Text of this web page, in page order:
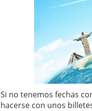
Si no tenemos fechas
hacerse con unos